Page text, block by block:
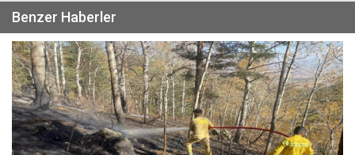
Benzer Haberler